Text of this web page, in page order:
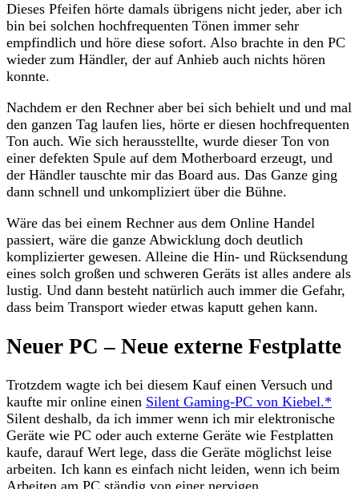
Dieses Pfeifen hörte damals übrigens nicht jeder, aber ich
bin bei solchen hochfrequenten Tönen immer sehr
empfindlich und höre diese sofort. Also brachte in den PC
wieder zum Händler, der auf Anhieb auch nichts hören
konnte.
Nachdem er den Rechner aber bei sich behielt und und mal
den ganzen Tag laufen lies, hörte er diesen hochfrequenten
Ton auch. Wie sich herausstellte, wurde dieser Ton von
einer defekten Spule auf dem Motherboard erzeugt, und
der Händler tauschte mir das Board aus. Das Ganze ging
dann schnell und unkompliziert über die Bühne.
Wäre das bei einem Rechner aus dem Online Handel
passiert, wäre die ganze Abwicklung doch deutlich
komplizierter gewesen. Alleine die Hin- und Rücksendung
eines solch großen und schweren Geräts ist alles andere als
lustig. Und dann besteht natürlich auch immer die Gefahr,
dass beim Transport wieder etwas kaputt gehen kann.
Neuer PC – Neue externe Festplatte
Trotzdem wagte ich bei diesem Kauf einen Versuch und
kaufte mir online einen Silent Gaming-PC von Kiebel.*
Silent deshalb, da ich immer wenn ich mir elektronische
Geräte wie PC oder auch externe Geräte wie Festplatten
kaufe, darauf Wert lege, dass die Geräte möglichst leise
arbeiten. Ich kann es einfach nicht leiden, wenn ich beim